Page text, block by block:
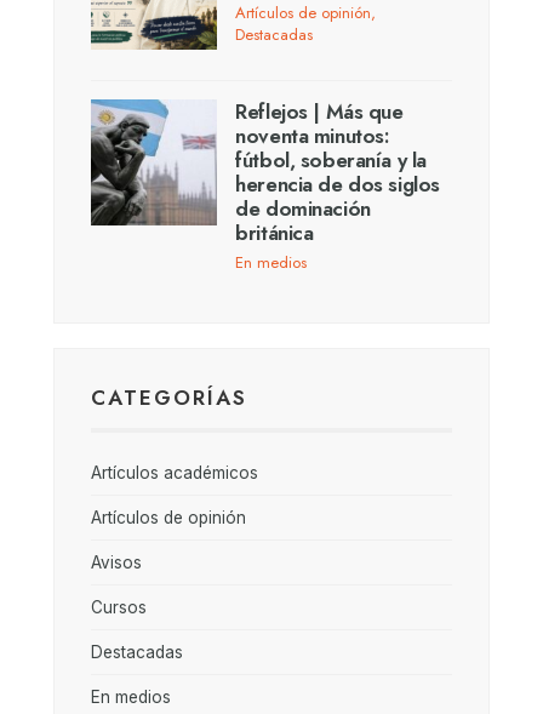
Artículos de opinión,
Destacadas
Reflejos | Más que
noventa minutos:
fútbol, soberanía y la
herencia de dos siglos
de dominación
británica
En medios
CATEGORÍAS
Artículos académicos
Artículos de opinión
Avisos
Cursos
Destacadas
En medios